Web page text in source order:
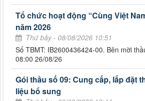
Tổ chức hoạt động “Cùng Việt
năm 2026
Thứ bảy - 08/08/2026 10:51
Số TBMT: IB2600436424-00. Bên mời
08:00 26/08/26
Gói thầu số 09: Cung cấp, lắp đặt
liệu bổ sung